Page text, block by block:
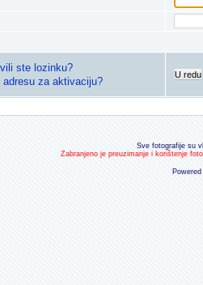
ste lozinku?
adresu za aktivaciju?
U redu
Sve fotografije su
Zabranjeno je preuzimanje i korištenje